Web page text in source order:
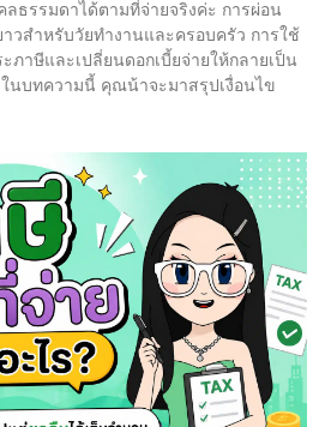
ธรรมดาได้ตามที่จ่ายจริงค่ะ การผ่อน
วสำหรับวัยทำงานและครอบครัว การใช้
าษีและเปลี่ยนดอกเบี้ยจ่ายให้กลายเป็น
นบทความนี้ คุณน้าจะมาสรุปเงื่อนไข